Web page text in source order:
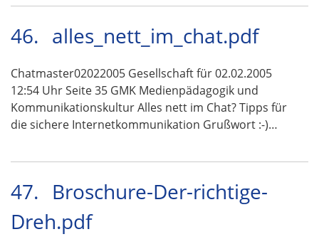
46. alles_nett_im_chat.pdf
Chatmaster02022005 Gesellschaft für 02.02.2005
12:54 Uhr Seite 35 GMK Medienpädagogik und
Kommunikationskultur Alles nett im Chat? Tipps für
die sichere Internetkommunikation Grußwort :-)…
47. Broschure-Der-richtige-
Dreh.pdf